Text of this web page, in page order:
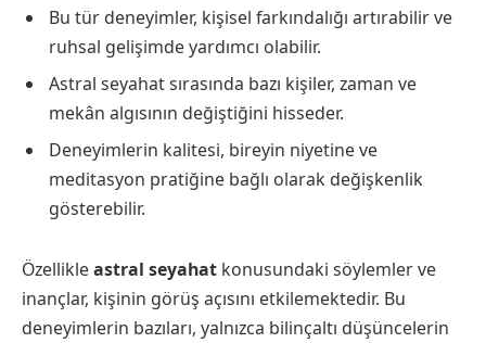
Bu tür deneyimler, kişisel farkındalığı artırabilir ve
ruhsal gelişimde yardımcı olabilir.
Astral seyahat sırasında bazı kişiler, zaman ve
mekân algısının değiştiğini hisseder.
Deneyimlerin kalitesi, bireyin niyetine ve
meditasyon pratiğine bağlı olarak değişkenlik
gösterebilir.
Özellikleastral seyahat konusundaki söylemler ve
inançlar, kişinin görüş açısını etkilemektedir. Bu
deneyimlerin bazıları, yalnızca bilinçaltı düşüncelerin